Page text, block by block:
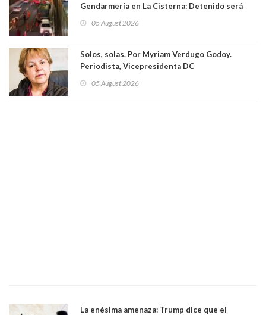
Gendarmería en La Cisterna: Detenido será
05 August 2026
Solos, solas. Por Myriam Verdugo Godoy.
Periodista, Vicepresidenta DC
05 August 2026
La enésima amenaza: Trump dice que el